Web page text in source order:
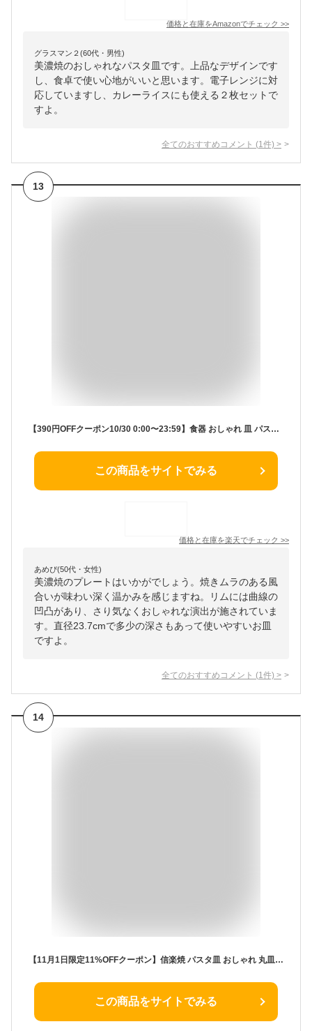
価格と在庫をAmazonでチェック >>
グラスマン２(60代・男性)
美濃焼のおしゃれなパスタ皿です。上品なデザインです
し、食卓で使い心地がいいと思います。電子レンジに対
応していますし、カレーライスにも使える２枚セットで
すよ。
全てのおすすめコメント (1 件) >
13
【390円OFFクーポン10/30 0:00〜23:59】食器 おしゃれ 皿 パスタ皿 リンカ9インチプレート 美濃焼 大皿 ディナー皿 軽い アウトレット カフェ風 軽量 電子レンジ対応 食洗機対応
この商品をサイトでみる
価格と在庫を楽天でチェック >>
あめぴ(50代・女性)
美濃焼のプレートはいかがでしょう。焼きムラのある風
合いが味わい深く温かみを感じますね。リムには曲線の
凹凸があり、さり気なくおしゃれな演出が施されていま
す。直径23.7cmで多少の深さもあって使いやすいお皿
ですよ。
全てのおすすめコメント (1 件) >
14
【11月1日限定11%OFFクーポン】信楽焼 パスタ皿 おしゃれ 丸皿 24cm ランチプレート 大皿 皿 和食器 盛り付け 陶器 和風 盛り付け皿 緋色 夕焼け丸皿(大) w325-03
この商品をサイトでみる